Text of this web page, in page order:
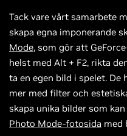
Tack vare vårt samarbete
skapa egna imponerande
Mode, som gör att
helst med Alt + F2, rikta
ta en egen bild i spelet. De
mer med filter och
skapa unika bilder som
Photo Mode-fotosida med